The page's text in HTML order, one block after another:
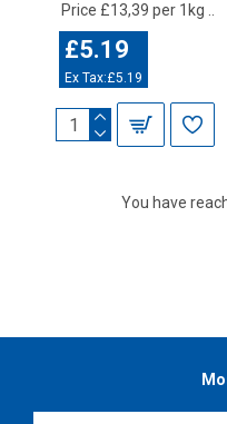
Price £13,39 per 1kg ..
£5.19
Ex Tax:£5.19
You have